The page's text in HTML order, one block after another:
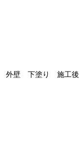
外壁 下塗り 施工後